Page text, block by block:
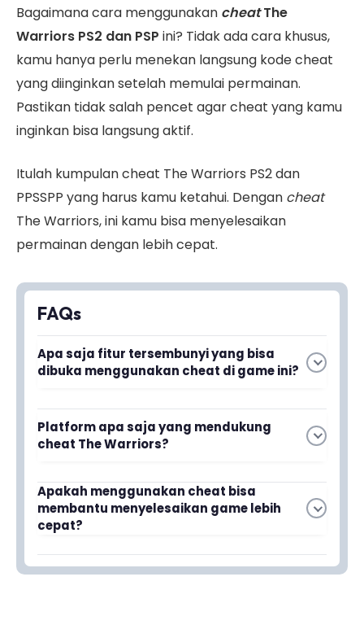
Bagaimanacara menggunakan cheatThe
Warriors PS2 dan PSP ini? Tidak ada cara khusus,
kamu hanya perlu menekan langsung kode cheat
yang diinginkan setelah memulai permainan.
Pastikan tidak salah pencet agar cheat yang kamu
inginkan bisa langsung aktif.
Itulah kumpulan cheat The Warriors PS2 dan
PPSSPP yang harus kamu ketahui. Dengan cheat
The Warriors,ini kamu bisa menyelesaikan
permainan dengan lebih cepat.
FAQs
Apa saja fitur tersembunyi yang bisa
dibuka menggunakan cheat di game ini?
Dengan menggunakan cheat, kamu bisa
membuka berbagai fitur tersembunyi seperti
melalui gameplay normal.
Platform apa saja yang mendukung
cheat The Warriors?
Cheat The Warriors tersedia untuk platform
PS2 dan PSP, dengan panduan lengkap dalam
bahasa Indonesia untuk memudahkan pemain
Apakah menggunakan cheat bisa
membantu menyelesaikan game lebih
cepat?
Ya, dengan menggunakan cheat kamu bisa